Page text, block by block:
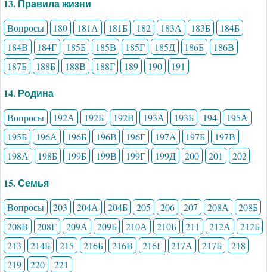
13. Правила жизни
Вопросы 180 181А 181Б 182 183А 183Б
184Б
184В
184Г 185Б 185В 185Г 185Д 186Б
186В
187Б
188Б 188В 188Г 189 190 191
14. Родина
Вопросы 192А 192Б 192В 193А 193Б 194
195А
195Б
196А 196Б 196В 196Г 197А 197Б
197В
198А
198Б 199Б 199В 199Г 199Д 200 201 202
15. Семья
Вопросы 203 204А 204Б 205 206 207 208А
208Б
208В
208Г 209А 209Б 210А 210Б 211 212А
212Б
213
214Б 215 216Б 216В 216Г 217А 217Б
218
219
220 221